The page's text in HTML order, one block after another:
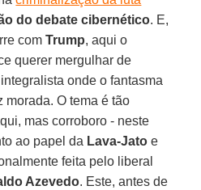
do debate cibernético. E,
comTrump, aqui o
querer mergulhar de
onde o fantasma
morada. O tema é tão
mas corroboro - neste
ao papel da Lava-Jato e
feita pelo liberal
Azevedo. Este, antes de